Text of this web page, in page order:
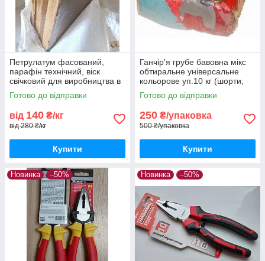
Петрулатум фасований,
парафін технічний, віск
свічковий для виробництва в
пластинах 5,2 кг нафтовий
вазелін
Готово до відправки
від 140 ₴/кг
від 280 ₴/кг
Купити
Ганчір'я грубе бавовна мікс
обтиральне універсальне
кольорове уп.10 кг (шорти,
сорочки, штани, реглани,
тонкий трикотаж - светри)
Готово до відправки
250 ₴/упаковка
500 ₴/упаковка
Купити
Новинка –50% Новинка –50%